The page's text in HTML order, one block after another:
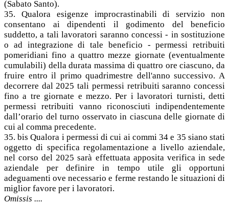
(Sabato Santo).
35. Qualora esigenze improcrastinabili di servizio non
consentano ai dipendenti il godimento del beneficio
suddetto, a tali lavoratori saranno concessi - in sostituzione
o ad integrazione di tale beneficio - permessi retribuiti
pomeridiani fino a quattro mezze giornate (eventualmente
cumulabili) della durata massima di quattro ore ciascuno, da
fruire entro il primo quadrimestre dell'anno successivo. A
decorrere dal 2025 tali permessi retribuiti saranno concessi
fino a tre giornate e mezzo. Per i lavoratori turnisti, detti
permessi retribuiti vanno riconosciuti indipendentemente
dall’orario del turno osservato in ciascuna delle giornate di
cui al comma precedente.
35. bis Qualora i permessi di cui ai commi 34 e 35 siano stati
oggetto di specifica regolamentazione a livello aziendale,
nel corso del 2025 sarà effettuata apposita verifica in sede
aziendale per definire in tempo utile gli opportuni
adeguamenti ove necessario e ferme restando le situazioni di
miglior favore per i lavoratori.
Omissis ....